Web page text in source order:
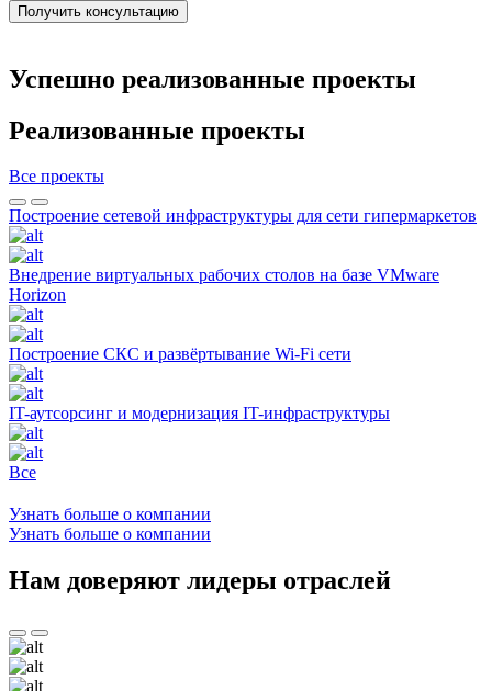
Получить консультацию
Успешно реализованные проекты
Реализованные проекты
Все проекты
Построение сетевой инфраструктуры для сети гипермаркетов
Внедрение виртуальных рабочих столов на базе VMware
Horizon
Построение СКС и развёртывание Wi-Fi сети
IT-аутсорсинг и модернизация IT-инфраструктуры
Все
Узнать больше о компании
Узнать больше о компании
Нам доверяют лидеры отраслей